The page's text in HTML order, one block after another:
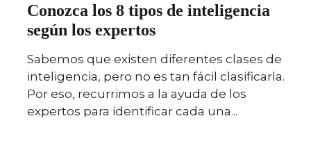
Conozca los 8 tipos de inteligencia
según los expertos
Sabemos que existen diferentes clases de
inteligencia, pero no es tan fácil clasificarla.
Por eso, recurrimos a la ayuda de los
expertos para identificar cada una...